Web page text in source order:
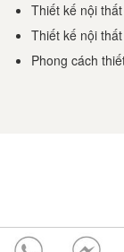
Thiết kế nội
Thiết kế nội
Phong cách